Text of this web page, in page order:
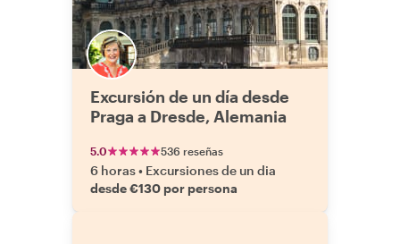
Excursión de un día desde
Praga a Dresde, Alemania
5.0 536 reseñas
6 horas• Excursiones de un dia
desde €130 por persona